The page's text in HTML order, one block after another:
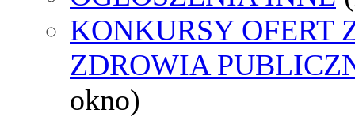
KONKURSY OFERT
ZDROWIA
okno)